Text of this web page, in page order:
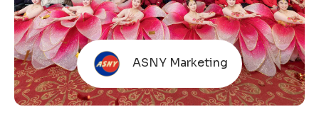
ASNY Marketing